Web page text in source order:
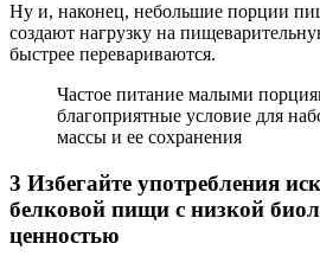
Ну и, наконец, небольшие порции
создают нагрузку на
быстрее перевариваются.
Частое питание малыми
благоприятные условие для
массы и ее сохранения
3 Избегайте употребления
белковой пищи с низкой
ценностью